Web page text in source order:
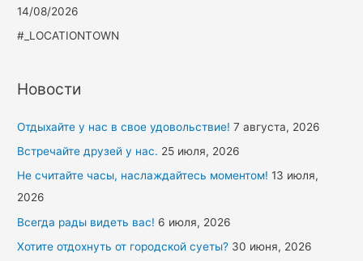
14/08/2026
#_LOCATIONTOWN
Новости
Отдыхайте у нас в свое удовольствие! 7 августа, 2026
Встречайте друзей у нас. 25 июля, 2026
Не считайте часы, наслаждайтесь моментом! 13 июля,
2026
Всегда рады видеть вас! 6 июля, 2026
Хотите отдохнуть от городской суеты? 30 июня, 2026